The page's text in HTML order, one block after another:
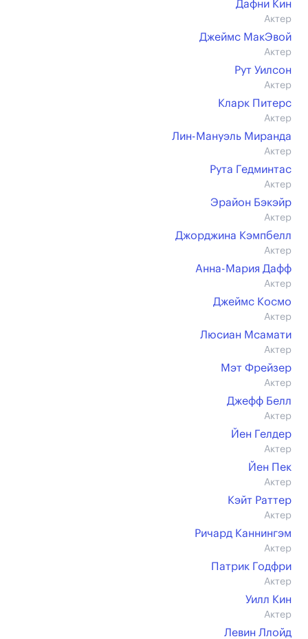
Дафни Кин
Актер
Джеймс МакЭвой
Актер
Рут Уилсон
Актер
Кларк Питерс
Актер
Лин-Мануэль Миранда
Актер
Рута Гедминтас
Актер
Эрайон Бэкэйр
Актер
Джорджина Кэмпбелл
Актер
Анна-Мария Дафф
Актер
Джеймс Космо
Актер
Люсиан Мсамати
Актер
Мэт Фрейзер
Актер
Джефф Белл
Актер
Йен Гелдер
Актер
Йен Пек
Актер
Кэйт Раттер
Актер
Ричард Каннингэм
Актер
Патрик Годфри
Актер
Уилл Кин
Актер
Левин Ллойд